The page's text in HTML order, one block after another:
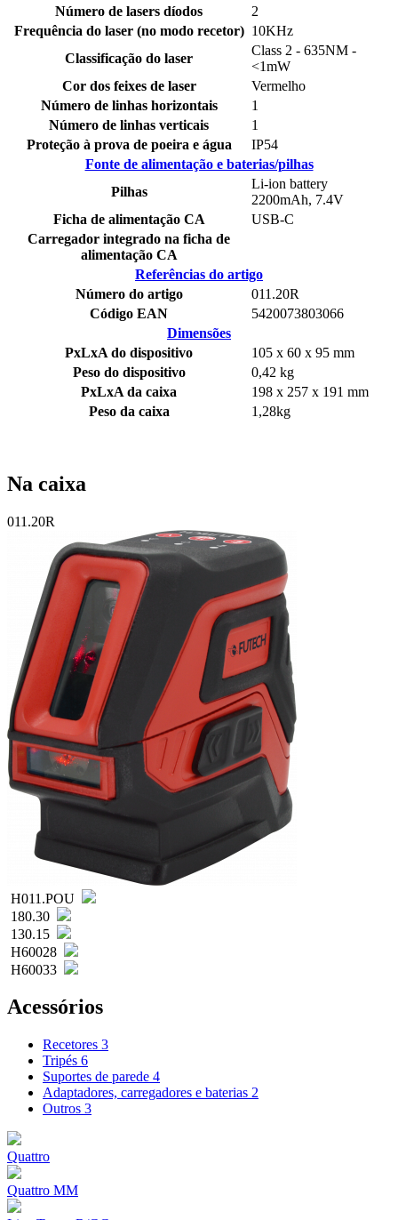
Número de lasers díodos
2
Frequência do laser (no modo recetor) 10KHz
Classificação do laser
Class 2 - 635NM -
<1mW
Cor dos feixes de laser
Vermelho
Número de linhas horizontais
1
Número de linhas verticais
1
Proteção à prova de poeira e água
IP54
Fonte de alimentação e baterias/pilhas
Pilhas
Li-ion battery
2200mAh, 7.4V
Ficha de alimentação CA
USB-C
Carregador integrado na ficha de
alimentação CA
Referências do artigo
Número do artigo
011.20R
Código EAN
5420073803066
Dimensões
PxLxA do dispositivo
105 x 60 x 95 mm
Peso do dispositivo
0,42 kg
PxLxA da caixa
198 x 257 x 191 mm
Peso da caixa
1,28kg
Na caixa
011.20R
H011.POU
180.30
130.15
H60028
H60033
Acessórios
Recetores 3
Tripés 6
Suportes de parede 4
Adaptadores, carregadores e baterias 2
Outros 3
Quattro
Quattro MM